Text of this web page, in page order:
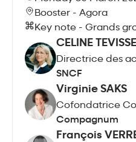
Booster - Agora
Key note - Grands
CELINE
Directrice des
SNCF
Virginie SAKS
Cofondatrice
Compagnum
François